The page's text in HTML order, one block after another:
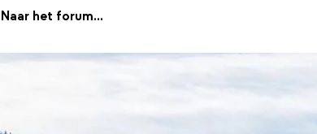
Naar het forum...